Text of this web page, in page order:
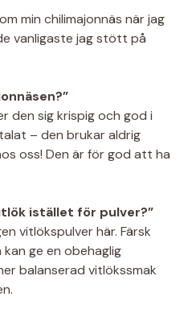
min chilimajonnäs när jag
vanligaste jag stött på
den sig krispig och god i
– den brukar aldrig
oss! Den är för god att ha
istället för pulver?”
vitlökspulver här. Färsk
ge en obehaglig
balanserad vitlökssmak